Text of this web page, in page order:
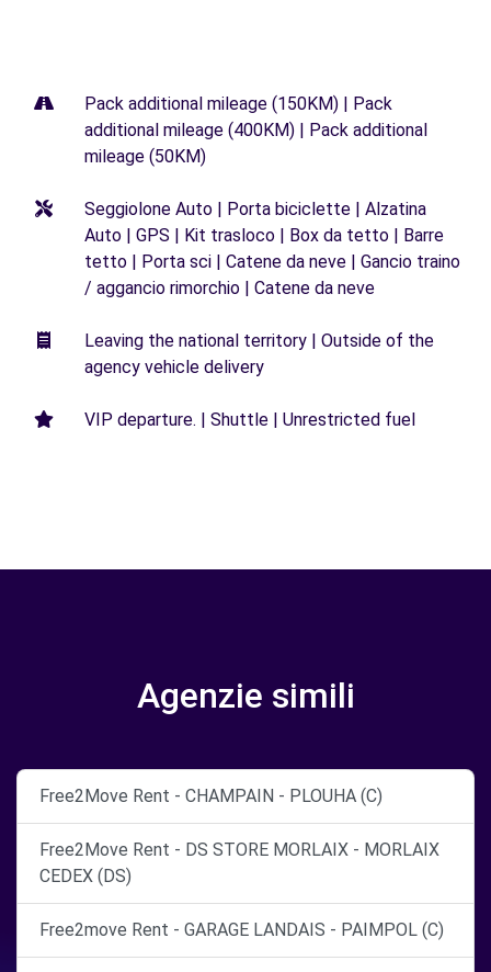
Pack additional mileage (150KM) | Pack
additional mileage (400KM) | Pack additional
mileage (50KM)
Seggiolone Auto | Porta biciclette | Alzatina
Auto | GPS | Kit trasloco | Box da tetto | Barre
tetto | Porta sci | Catene da neve | Gancio traino
/ aggancio rimorchio | Catene da neve
Leaving the national territory | Outside of the
agency vehicle delivery
VIP departure. | Shuttle | Unrestricted fuel
Agenzie simili
Free2Move Rent - CHAMPAIN - PLOUHA (C)
Free2Move Rent - DS STORE MORLAIX - MORLAIX
CEDEX (DS)
Free2move Rent - GARAGE LANDAIS - PAIMPOL (C)